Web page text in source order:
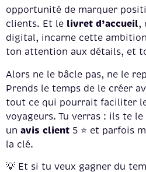
opportunité de marquer
clients. Et le livret d’accueil,
digital, incarne cette
ton attention aux détails, et
Alors ne le bâcle pas, ne le
Prends le temps de le créer
tout ce qui pourrait faciliter
voyageurs. Tu verras : ils te
un avis client 5 ⭐ et parfois
la clé.
💡 Et si tu veux gagner du